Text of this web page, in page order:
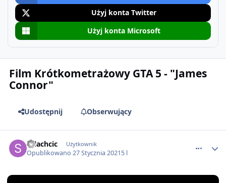
Użyj konta Twitter
Użyj konta Microsoft
Film Krótkometrażowy GTA 5 - "James
Connor"
Udostępnij Obserwujący
Szlachcic Użytkownik
Opublikowano27 Stycznia 20215 l